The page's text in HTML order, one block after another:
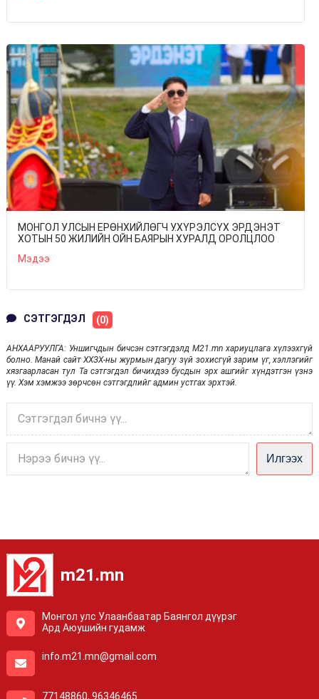
МОНГОЛ УЛСЫН ЕРӨНХИЙЛӨГЧ У.ХҮРЭЛСҮХ ЭРДЭНЭТ
ХОТЫН 50 ЖИЛИЙН ОЙН БАЯРЫН ХУРАЛД ОРОЛЦЛОО
Мэдээ
СЭТГЭГДЭЛ (0)
АНХААРУУЛГА: Уншигчдын бичсэн сэтгэгдэлд M21.mn хариуцлага хүлээхгүй
болно. Манай сайт ХХЗХ-ны журмын дагуу зүй зохисгүй зарим үг, хэллэгийг
хязгаарласан тул Та сэтгэгдэл бичихдээ бусдын эрх ашгийг хүндэтгэн үзнэ
үү. Хэм хэмжээ зөрчсөн сэтгэгдлийг админ устгах эрхтэй.
Илгээх
m21.mn
Монгол улс Улаанбаатар Баянгол дүүрэг
Ард Аюушийн гудамж
info.m21.mn@gmail.com
77148860, 96346465